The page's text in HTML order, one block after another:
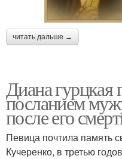
читать дальше →
Диана гурцкая
посланием
после его
Певица почтила память
Кучеренко, в третью